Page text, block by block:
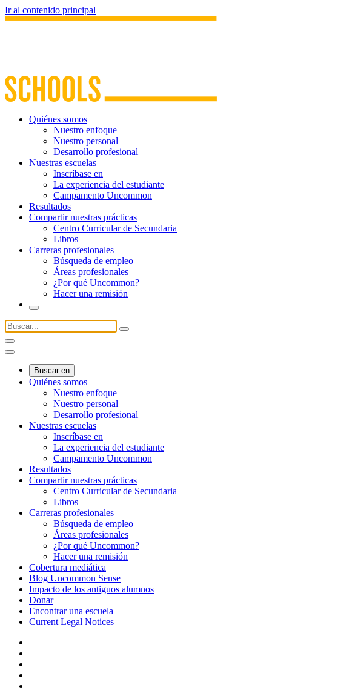
Ir al contenido principal
Quiénes somos
Nuestro enfoque
Nuestro personal
Desarrollo profesional
Nuestras escuelas
Inscríbase en
La experiencia del estudiante
Campamento Uncommon
Resultados
Compartir nuestras prácticas
Centro Curricular de Secundaria
Libros
Carreras profesionales
Búsqueda de empleo
Áreas profesionales
¿Por qué Uncommon?
Hacer una remisión
Buscar en
Quiénes somos
Nuestro enfoque
Nuestro personal
Desarrollo profesional
Nuestras escuelas
Inscríbase en
La experiencia del estudiante
Campamento Uncommon
Resultados
Compartir nuestras prácticas
Centro Curricular de Secundaria
Libros
Carreras profesionales
Búsqueda de empleo
Áreas profesionales
¿Por qué Uncommon?
Hacer una remisión
Cobertura mediática
Blog Uncommon Sense
Impacto de los antiguos alumnos
Donar
Encontrar una escuela
Current Legal Notices